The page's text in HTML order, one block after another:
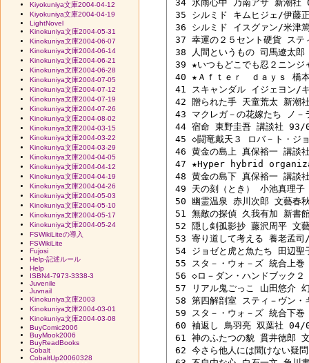
34 氷雨心中 乃南アサ 新潮
35 シルミド キムヒジェ/伊
36 シルミド イスグァン/米
37 幸運の２５セント硬貨 ス
38 人間というもの 司馬遼太
39 ★いつもどこでも忍２ニン
40 ★Ａｆｔｅｒ　ｄａｙｓ
41 スキャンダル イジェヨン/
42 贈られた手 天童荒太 新
43 マクレガ－の花嫁たち ノ
44 宿命 東野圭吾 講談社
45 ◇闘竜戴天３ ロバ－ト・
46 黄金の島上 真保裕一 講
47 ★Hyper hybrid
48 黄金の島下 真保裕一 講
49 天の刻（とき） 小池真理
50 幽霊温泉 赤川次郎 文藝
51 無敵の探偵 久我有加 新
52 隠し剣孤影抄 藤沢周平
53 寄り道して考える 養老孟
54 ジョゼと虎と魚たち 田辺
55 スタ－・ウォ－ズ 統合上
56 ◇ロ－ダン・ハンドブック
57 リアル鬼ごっこ 山田悠介
58 第四解剖室 スティ－ヴン
59 スタ－・ウォ－ズ 統合下
60 袖返し 鳥羽亮 双葉社
61 神のふたつの貌 貫井徳郎
62 今さら他人には聞けない
Kiyokuniya文庫2004-04-12
Kiyokuniya文庫2004-04-19
LightNovel
Kinokuniya文庫2004-05-31
Kinokuniya文庫2004-06-07
Kinokuniya文庫2004-06-14
Kinokuniya文庫2004-06-21
Kinokuniya文庫2004-06-28
Kinokuniya文庫2004-07-05
Kinokuniya文庫2004-07-12
Kinokuniya文庫2004-07-19
Kinokuniya文庫2004-07-26
Kinokuniya文庫2004-08-02
Kinokuniya文庫2004-03-15
Kinokuniya文庫2004-03-22
Kinokuniya文庫2004-03-29
Kinokuniya文庫2004-04-05
Kinokuniya文庫2004-04-12
Kinokuniya文庫2004-04-19
Kinokuniya文庫2004-04-26
Kinokuniya文庫2004-05-03
Kinokuniya文庫2004-05-10
Kinokuniya文庫2004-05-17
Kinokuniya文庫2004-05-24
FSWikiLiteの導入
FSWikiLite
Fujosi
Help-記述ルール
Help
ISBN4-7973-3338-3
Juvenile
Juvnail
Kinokuniya文庫2003
Kinokuniya文庫2004-03-01
Kinokuniya文庫2004-03-08
BuyComic2006
BuyMook2006
BuyReadBooks
Cobalt
CobaltUp20060328